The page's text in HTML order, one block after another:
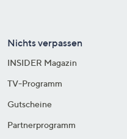
Nichts verpassen
INSIDER Magazin
TV-Programm
Gutscheine
Partnerprogramm